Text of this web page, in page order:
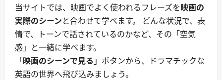
当サイトでは、映画でよく使われるフレーズを映画の
実際のシーンと合わせて学べます。 どんな状況で、表
情で、トーンで話されているのかなど、その「空気
感」と一緒に学べます。
「映画のシーンで見る 」ボタンから、ドラマチックな
英語の世界へ飛び込みましょう。